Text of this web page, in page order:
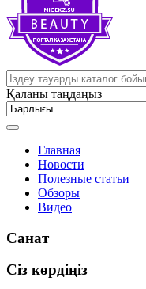
Қаланы таңдаңыз
Главная
Новости
Полезные статьи
Обзоры
Видео
Санат
Сіз көрдіңіз